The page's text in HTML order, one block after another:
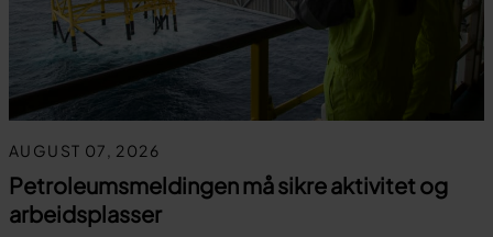
AUGUST 07, 2026
Petroleumsmeldingen må sikre aktivitet og
arbeidsplasser